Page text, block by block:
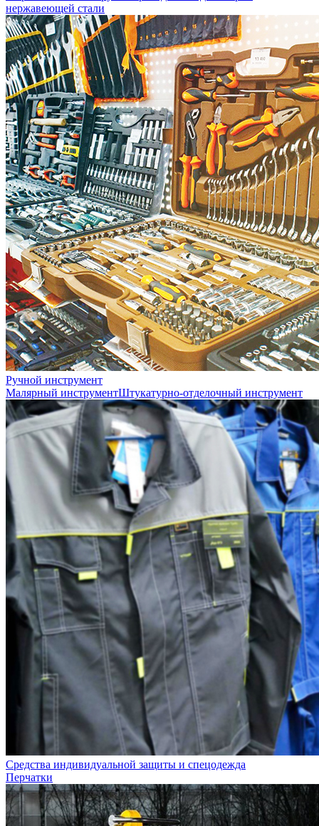
нержавеющей стали
Ручной инструмент
Малярный инструментШтукатурно-отделочный инструмент
Средства индивидуальной защиты и спецодежда
Перчатки